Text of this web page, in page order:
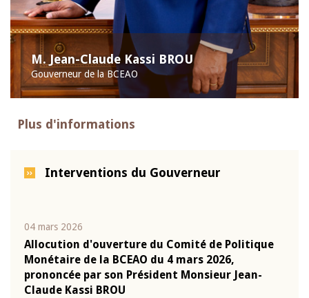
M. Jean-Claude Kassi BROU
Gouverneur de la BCEAO
Plus d'informations
Interventions du Gouverneur
04 mars 2026
Allocution d'ouverture du Comité de Politique
Monétaire de la BCEAO du 4 mars 2026,
prononcée par son Président Monsieur Jean-
Claude Kassi BROU